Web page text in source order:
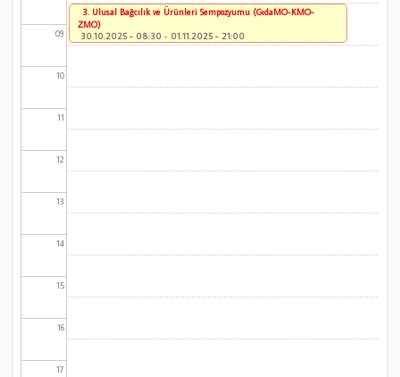
09
10
11
12
13
14
15
16
17
3. Ulusal Bağcılık ve Ürünleri Sempozyumu (GıdaMO-KMO-
ZMO)
30.10.2025 - 08:30 - 01.11.2025 - 21:00